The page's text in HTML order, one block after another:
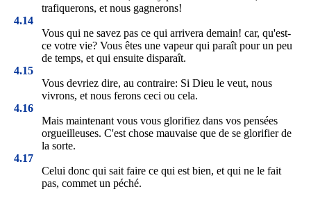
trafiquerons, et nous gagnerons!
4.14
Vous qui ne savez pas ce qui arrivera demain! car, qu'est-
ce votre vie? Vous êtes une vapeur qui paraît pour un peu
de temps, et qui ensuite disparaît.
4.15
Vous devriez dire, au contraire: Si Dieu le veut, nous
vivrons, et nous ferons ceci ou cela.
4.16
Mais maintenant vous vous glorifiez dans vos pensées
orgueilleuses. C'est chose mauvaise que de se glorifier de
la sorte.
4.17
Celui donc qui sait faire ce qui est bien, et qui ne le fait
pas, commet un péché.